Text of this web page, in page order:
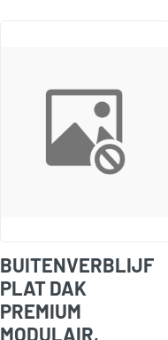
BUITENVERBLIJF
PLAT DAK
PREMIUM
MODULAIR,